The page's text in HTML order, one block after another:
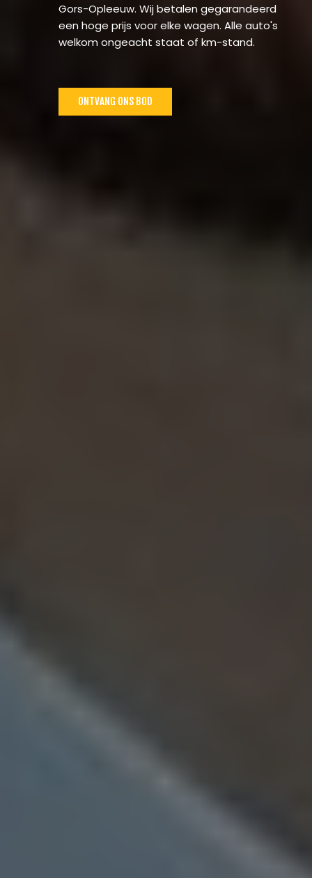
Gors-Opleeuw. Wij betalen gegarandeerd
een hoge prijs voor elke wagen. Alle auto's
welkom ongeacht staat of km-stand.
ONTVANG ONS BOD